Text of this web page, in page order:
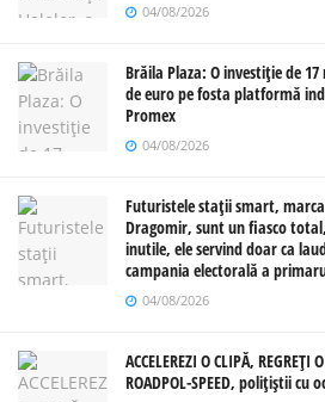
04/08/2026
Brăila Plaza: O investiție de
de euro pe fosta platformă
Promex
04/08/2026
Futuristele stații smart, marca
Dragomir, sunt un fiasco
inutile, ele servind doar ca
campania electorală a
04/08/2026
ACCELEREZI O CLIPĂ, REGREȚI
ROADPOL-SPEED, polițiștii cu